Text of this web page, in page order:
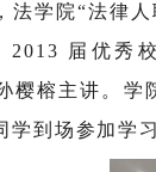
法学院“法律
2013 届优秀
樱榕主讲。学
学到场参加学